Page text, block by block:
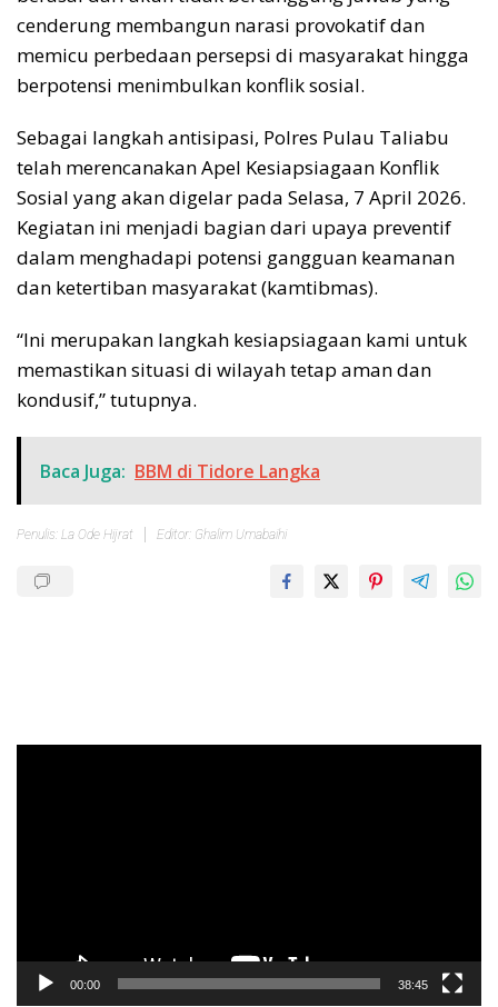
cenderung membangun narasi provokatif dan
memicu perbedaan persepsi di masyarakat hingga
berpotensi menimbulkan konflik sosial.
Sebagai langkah antisipasi, Polres Pulau Taliabu
telah merencanakan Apel Kesiapsiagaan Konflik
Sosial yang akan digelar pada Selasa, 7 April 2026.
Kegiatan ini menjadi bagian dari upaya preventif
dalam menghadapi potensi gangguan keamanan
dan ketertiban masyarakat (kamtibmas).
“Ini merupakan langkah kesiapsiagaan kami untuk
memastikan situasi di wilayah tetap aman dan
kondusif,” tutupnya.
Baca Juga: BBM di Tidore Langka
Penulis: La Ode Hijrat Editor: Ghalim Umabaihi
00:00 38:45